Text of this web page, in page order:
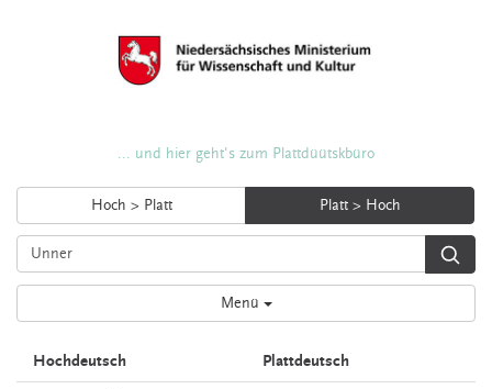
... und hier geht's zum Plattdüütskbüro
Hoch > Platt Platt > Hoch
Menü
Hochdeutsch Plattdeutsch